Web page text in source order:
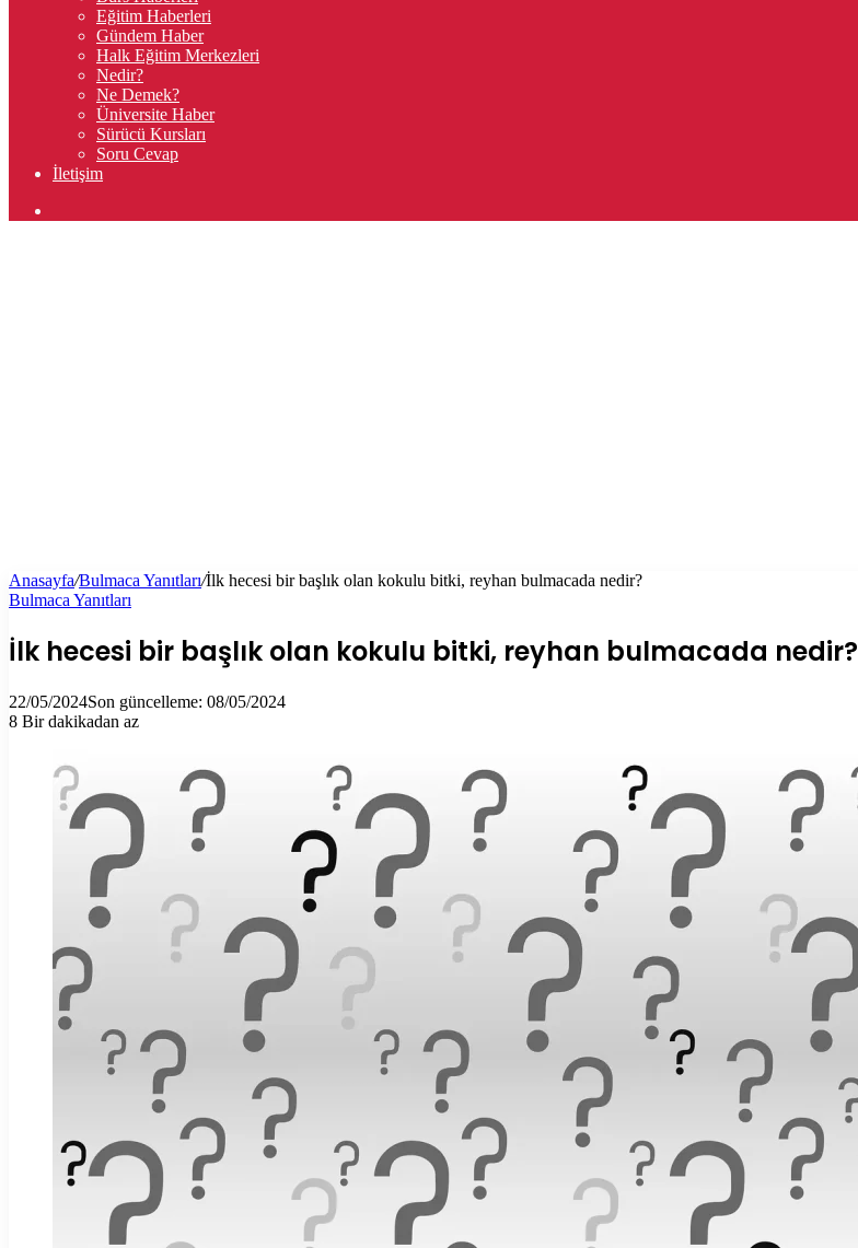
Eğitim Haberleri
Gündem Haber
Halk Eğitim Merkezleri
Nedir?
Ne Demek?
Üniversite Haber
Sürücü Kursları
Soru Cevap
İletişim
Anasayfa/Bulmaca Yanıtları/İlk hecesi bir başlık olan kokulu bitki, reyhan bulmacada nedir?
Bulmaca Yanıtları
İlk hecesi bir başlık olan kokulu bitki, reyhan bulmacada nedir?
22/05/2024Son güncelleme: 08/05/2024
8 Bir dakikadan az